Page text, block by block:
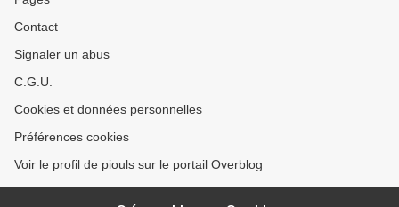
Contact
Signaler un abus
C.G.U.
Cookies et données personnelles
Préférences cookies
Voir le profil de piouls sur le portail Overblog